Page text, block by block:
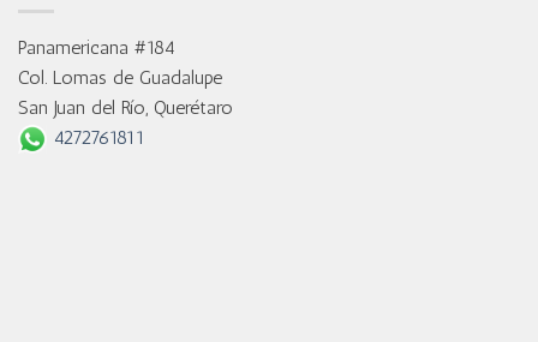
Panamericana #184
Col. Lomas de Guadalupe
San Juan del Río, Querétaro
4272761811